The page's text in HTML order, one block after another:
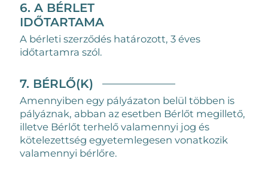
6. A BÉRLET
IDŐTARTAMA
A bérleti szerződés határozott, 3 éves
időtartamra szól.
7. BÉRLŐ(K)
Amennyiben egy pályázaton belül többen is
pályáznak, abban az esetben Bérlőt megillető,
illetve Bérlőt terhelő valamennyi jog és
kötelezettség egyetemlegesen vonatkozik
valamennyi bérlőre.